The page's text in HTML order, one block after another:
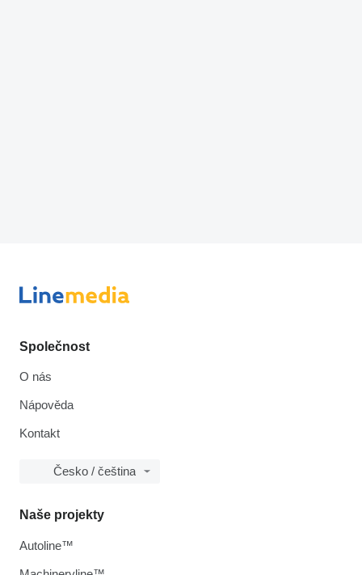
Společnost
O nás
Nápověda
Kontakt
Česko / čeština
Naše projekty
Autoline™